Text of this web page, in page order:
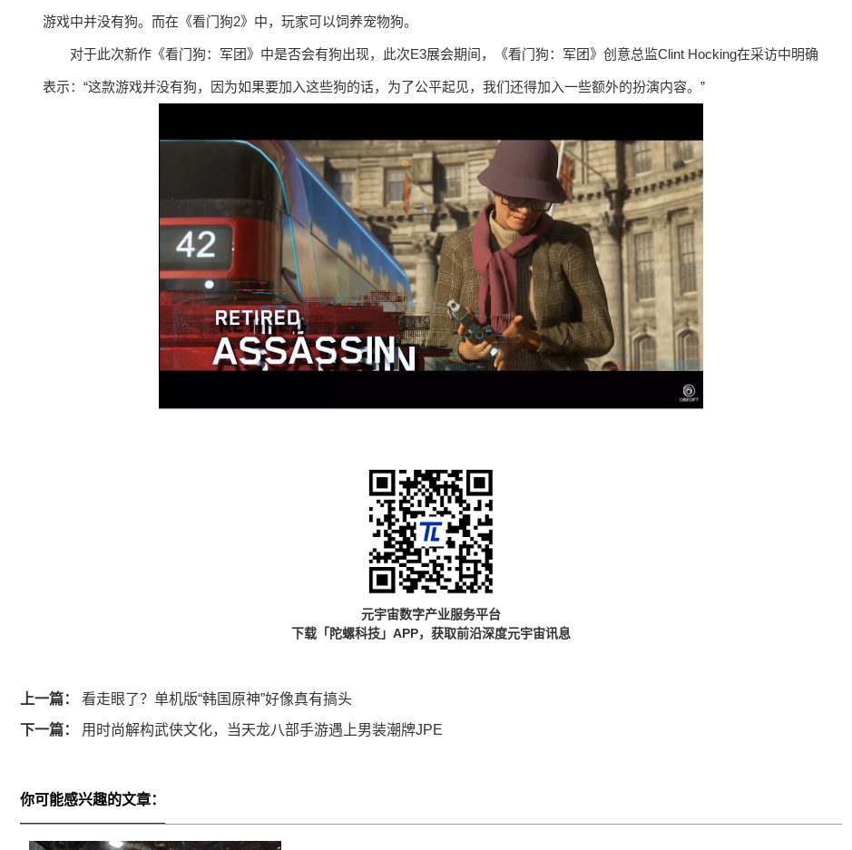
游戏中并没有狗。而在《看门狗2》中，玩家可以饲养宠物狗。
对于此次新作《看门狗：军团》中是否会有狗出现，此次E3展会期间，《看门狗：军团》创意总监Clint Hocking在采访中明确
表示：“这款游戏并没有狗，因为如果要加入这些狗的话，为了公平起见，我们还得加入一些额外的扮演内容。”
元宇宙数字产业服务平台
下载「陀螺科技」APP，获取前沿深度元宇宙讯息
上一篇： 看走眼了？单机版“韩国原神”好像真有搞头
下一篇： 用时尚解构武侠文化，当天龙八部手游遇上男装潮牌JPE
你可能感兴趣的文章：